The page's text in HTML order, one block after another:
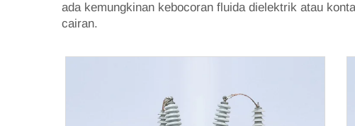
ada kemungkinan kebocoran fluida dielektrik atau
cairan.